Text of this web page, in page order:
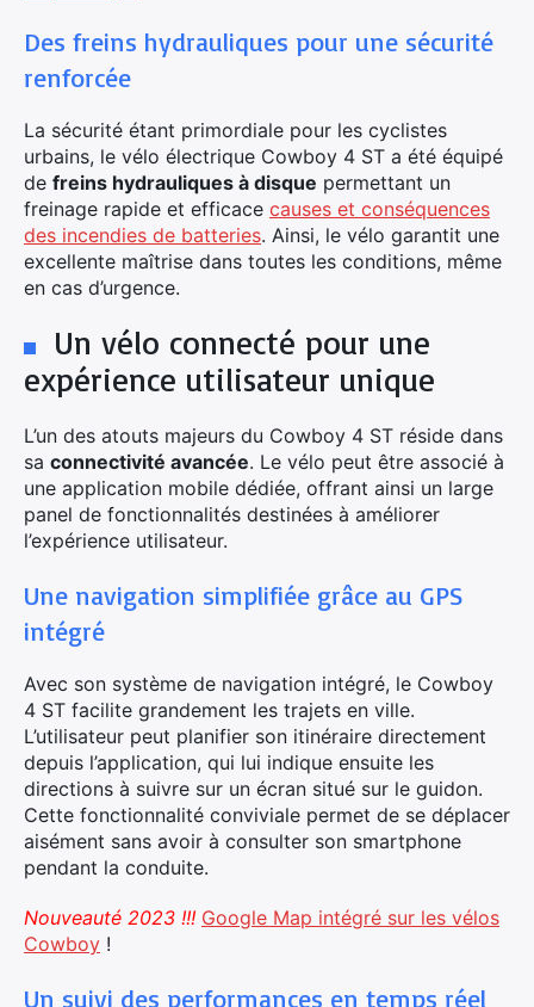
Des freins hydrauliques pour une sécurité
renforcée
La sécurité étant primordiale pour les cyclistes
urbains, le vélo électrique Cowboy 4 ST a été équipé
de freins hydrauliques à disque permettant un
freinage rapide et efficace causes et conséquences
des incendies de batteries. Ainsi, le vélo garantit une
excellente maîtrise dans toutes les conditions, même
en cas d’urgence.
Un vélo connecté pour une
expérience utilisateur unique
L’un des atouts majeurs du Cowboy 4 ST réside dans
sa connectivité avancée. Le vélo peut être associé à
une application mobile dédiée, offrant ainsi un large
panel de fonctionnalités destinées à améliorer
l’expérience utilisateur.
Une navigation simplifiée grâce au GPS
intégré
Avec son système de navigation intégré, le Cowboy
4 ST facilite grandement les trajets en ville.
L’utilisateur peut planifier son itinéraire directement
depuis l’application, qui lui indique ensuite les
directions à suivre sur un écran situé sur le guidon.
Cette fonctionnalité conviviale permet de se déplacer
aisément sans avoir à consulter son smartphone
pendant la conduite.
Nouveauté 2023 !!! Google Map intégré sur les vélos
Cowboy !
Un suivi des performances en temps réel